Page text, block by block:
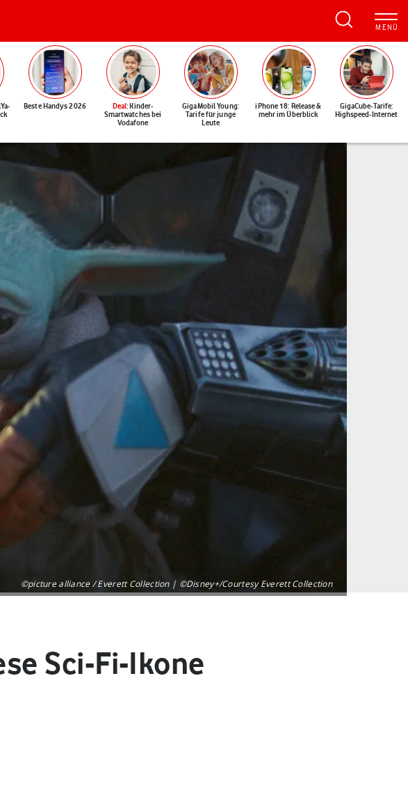
Beste Handys 2026 Deal: Kinder-
Smartwatches bei
Vodafone
GigaMobil Young:
Tarife für junge
Leute
iPhone 18: Release &
mehr im Überblick
GigaCube-Tarife:
Highspeed-Internet
©picture alliance / Everett Collection | ©Disney+/Courtesy Everett Collection
Sci-Fi-Ikone